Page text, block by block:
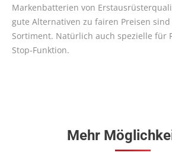
Markenbatterien von
gute Alternativen zu fairen Preisen
Sortiment. Natürlich auch spezielle für
Stop-Funktion.
Mehr